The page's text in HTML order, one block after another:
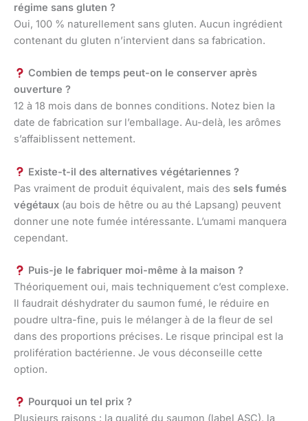
régime sans gluten ?
Oui, 100 % naturellement sans gluten. Aucun ingrédient
contenant du gluten n’intervient dans sa fabrication.
Combien de temps peut-on le conserver après
ouverture ?
12 à 18 mois dans de bonnes conditions. Notez bien la
date de fabrication sur l’emballage. Au-delà, les arômes
s’affaiblissent nettement.
Existe-t-il des alternatives végétariennes ?
Pas vraiment de produit équivalent, mais des sels fumés
végétaux (au bois de hêtre ou au thé Lapsang) peuvent
donner une note fumée intéressante. L’umami manquera
cependant.
Puis-je le fabriquer moi-même à la maison ?
Théoriquement oui, mais techniquement c’est complexe.
Il faudrait déshydrater du saumon fumé, le réduire en
poudre ultra-fine, puis le mélanger à de la fleur de sel
dans des proportions précises. Le risque principal est la
prolifération bactérienne. Je vous déconseille cette
option.
Pourquoi un tel prix ?